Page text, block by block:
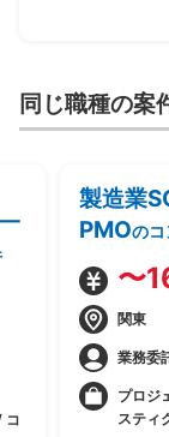
同じ職種の案
コ
製造業
PMOの
〜
関東
業務委
プロジ
スティ